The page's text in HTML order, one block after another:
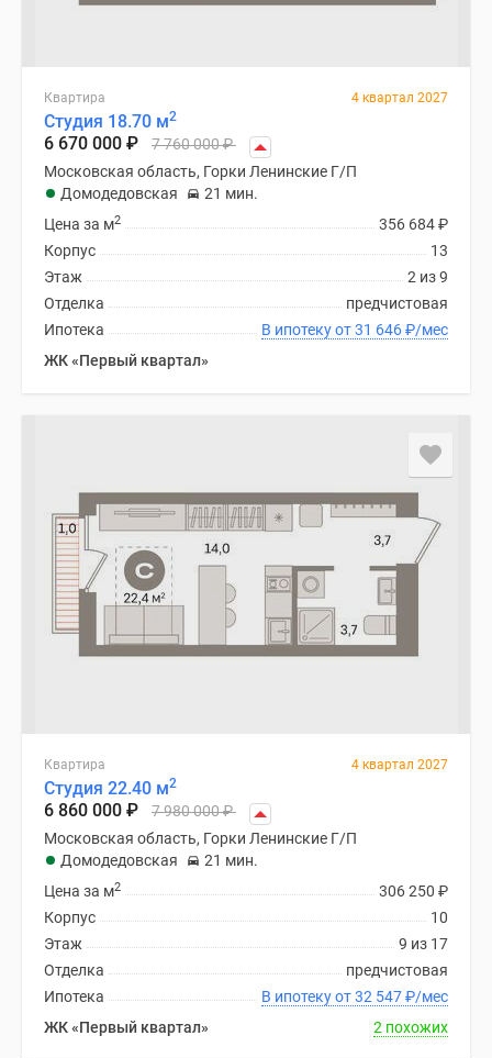
Квартира 4 квартал 2027
Студия 18.70 м2
6 670 000 ₽ 7 760 000₽
Московская область, Горки Ленинские Г/П
Домодедовская
21 мин.
356 684₽
Цена за м2
13
Корпус
2 из 9
Этаж
предчистовая
Отделка
В ипотеку от 31 646₽/мес
Ипотека
ЖК «Первый квартал»
Квартира 4 квартал 2027
Студия 22.40 м2
6 860 000 ₽ 7 980 000₽
Московская область, Горки Ленинские Г/П
Домодедовская
21 мин.
306 250 ₽
Цена за м2
10
Корпус
9 из 17
Этаж
предчистовая
Отделка
В ипотеку от 32 547₽/мес
Ипотека
ЖК «Первый квартал»
2 похожих